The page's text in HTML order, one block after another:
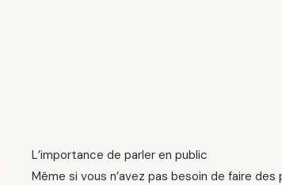
L’importance de parler en public
Même si vous n’avez pas besoin de faire